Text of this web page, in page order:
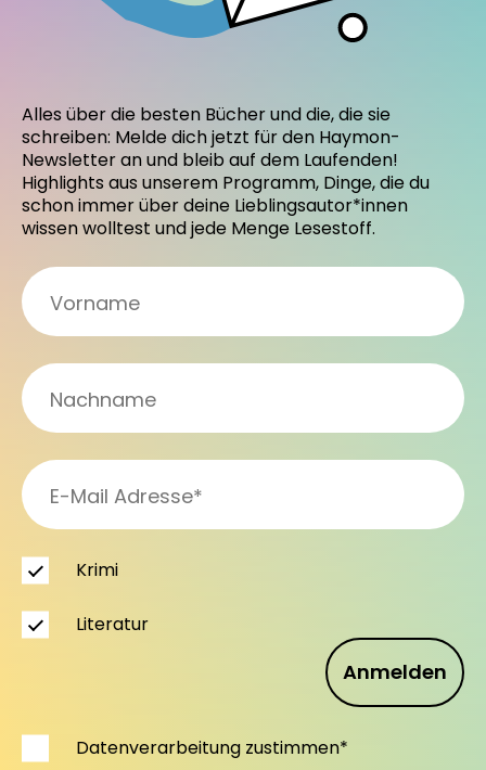
Alles über die besten Bücher und die, die sie
schreiben: Melde dich jetzt für den Haymon-
Newsletter an und bleib auf dem Laufenden!
Highlights aus unserem Programm, Dinge, die du
schon immer über deine Lieblingsautor*innen
wissen wolltest und jede Menge Lesestoff.
Anmelden
Krimi
Literatur
Datenverarbeitung zustimmen*